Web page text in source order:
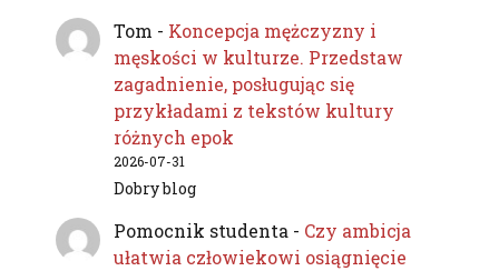
Tom - Koncepcja mężczyzny i
męskości w kulturze. Przedstaw
zagadnienie, posługując się
przykładami z tekstów kultury
różnych epok
2026-07-31
Dobry blog
Pomocnik studenta - Czy ambicja
ułatwia człowiekowi osiągnięcie